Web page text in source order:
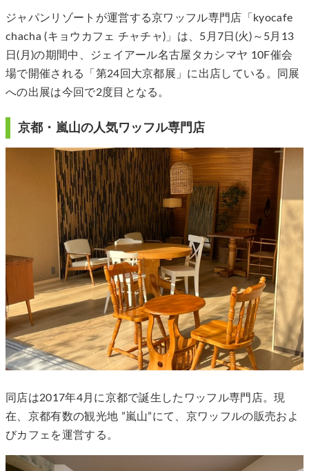
ジャパンリゾートが運営する京ワッフル専門店「kyocafe
chacha (キョウカフェ チャチャ)」は、5月7日(火)～5月13
日(月)の期間中、ジェイアール名古屋タカシマヤ 10F催会
場で開催される「第24回大京都展」に出店している。同展
への出展は今回で2度目となる。
京都・嵐山の人気ワッフル専門店
同店は2017年4月に京都で誕生したワッフル専門店。現
在、京都有数の観光地 ”嵐山”にて、京ワッフルの販売およ
びカフェを運営する。